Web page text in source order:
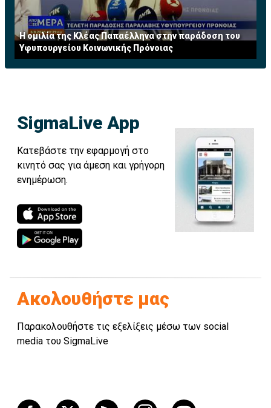
Η ομιλία της Κλέας Παπαέλληνα στην παράδοση του
Υφυπουργείου Κοινωνικής Πρόνοιας
SigmaLive App
Κατεβάστε την εφαρμογή στο
κινητό σας για άμεση και γρήγορη
ενημέρωση.
Ακολουθήστε μας
Παρακολουθήστε τις εξελίξεις μέσω των social
media του SigmaLive